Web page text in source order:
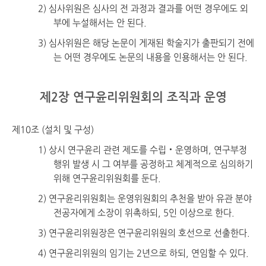
2) 심사위원은 심사의 전 과정과 결과를 어떤 경우에도 외
부에 누설해서는 안 된다.
3) 심사위원은 해당 논문이 게재된 학술지가 출판되기 전에
는 어떤 경우에도 논문의 내용을 인용해서는 안 된다.
제2장 연구윤리위원회의 조직과 운영
제10조 (설치 및 구성)
1) 상시 연구윤리 관련 제도를 수립‧운영하며, 연구부정
행위 발생 시 그 여부를 공정하고 체계적으로 심의하기
위해 연구윤리위원회를 둔다.
2) 연구윤리위원회는 운영위원회의 추천을 받아 유관 분야
전공자에게 소장이 위촉하되, 5인 이상으로 한다.
3) 연구윤리위원장은 연구윤리위원의 호선으로 선출한다.
4) 연구윤리위원의 임기는 2년으로 하되, 연임할 수 있다.